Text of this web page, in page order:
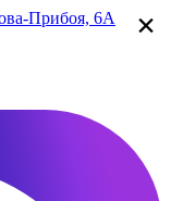
Прибоя, 6А
×